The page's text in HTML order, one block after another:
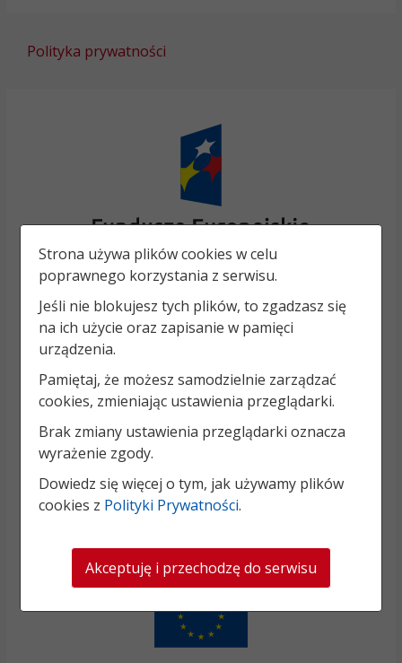
Polityka prywatności
Strona używa plików cookies w celu
poprawnego korzystania z serwisu.
Jeśli nie blokujesz tych plików, to zgadzasz się
na ich użycie oraz zapisanie w pamięci
urządzenia.
Pamiętaj, że możesz samodzielnie zarządzać
cookies, zmieniając ustawienia przeglądarki.
Brak zmiany ustawienia przeglądarki oznacza
wyrażenie zgody.
Dowiedz się więcej o tym, jak używamy plików
cookies z Polityki Prywatności.
Akceptuję i przechodzę do serwisu